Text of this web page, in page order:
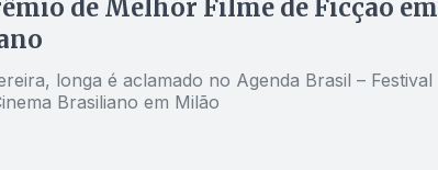
de Melhor Filme de Ficção em
longa é aclamado no Agenda Brasil – Festival
Brasiliano em Milão